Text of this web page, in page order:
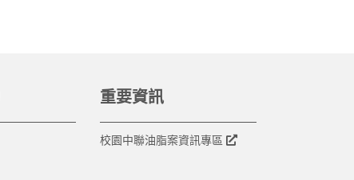
重要資訊
校園中聯油脂案資訊專區